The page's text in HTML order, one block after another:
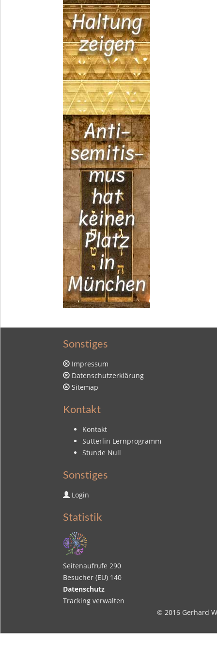
Sonstiges
Impressum
Datenschutzerklärung
Sitemap
Kontakt
Kontakt
Sütterlin Lernprogramm
Stunde Null
Sonstiges
Login
Statistik
Seitenaufrufe 290
Besucher (EU) 140
Datenschutz
Tracking verwalten
© 2016 Gerhard